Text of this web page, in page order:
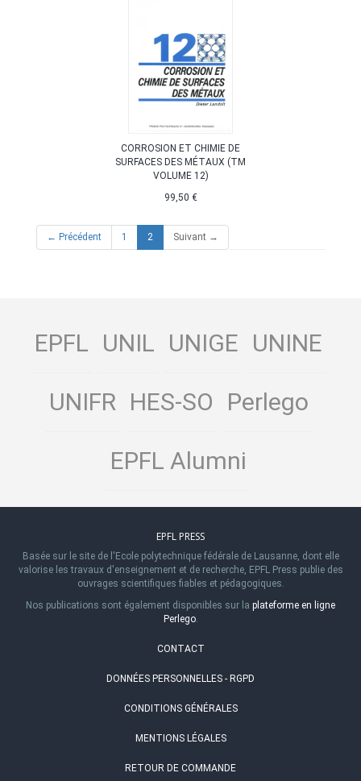
CORROSION ET CHIMIE DE
SURFACES DES MÉTAUX (TM
VOLUME 12)
99,50 €
← Précédent 1 2(current)Suivant →
EPFL UNIL UNIGE UNINE
UNIFR HES-SO Perlego
EPFL Alumni
EPFL PRESS
Basée sur le site de l'Ecole polytechnique fédérale de Lausanne, dont elle
valorise les travaux d'enseignement et de recherche, EPFL Press publie des
ouvrages scientifiques fiables et pédagogiques.
Nos publications sont également disponibles sur la plateforme en ligne
Perlego.
CONTACT
DONNÉES PERSONNELLES - RGPD
CONDITIONS GÉNÉRALES
MENTIONS LÉGALES
RETOUR DE COMMANDE